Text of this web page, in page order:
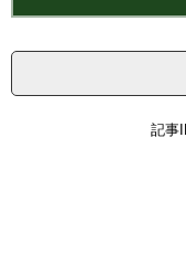
へ
記事